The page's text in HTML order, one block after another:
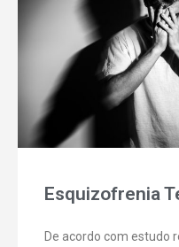
Esquizofrenia
De acordo com estudo